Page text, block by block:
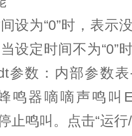
设为“0”时，表示
设定时间不为“0”
参数：内部参数
鸣器嘀嘀声鸣叫
止鸣叫。点击“运